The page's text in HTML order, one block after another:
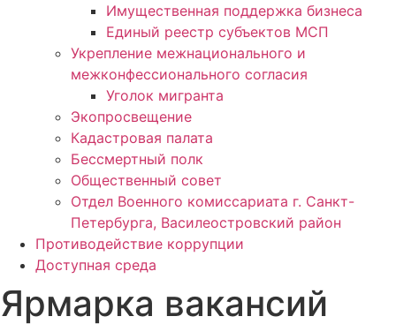
Имущественная поддержка бизнеса
Единый реестр субъектов МСП
Укрепление межнационального и
межконфессионального согласия
Уголок мигранта
Экопросвещение
Кадастровая палата
Бессмертный полк
Общественный совет
Отдел Военного комиссариата г. Санкт-
Петербурга, Василеостровский район
Противодействие коррупции
Доступная среда
Ярмарка вакансий